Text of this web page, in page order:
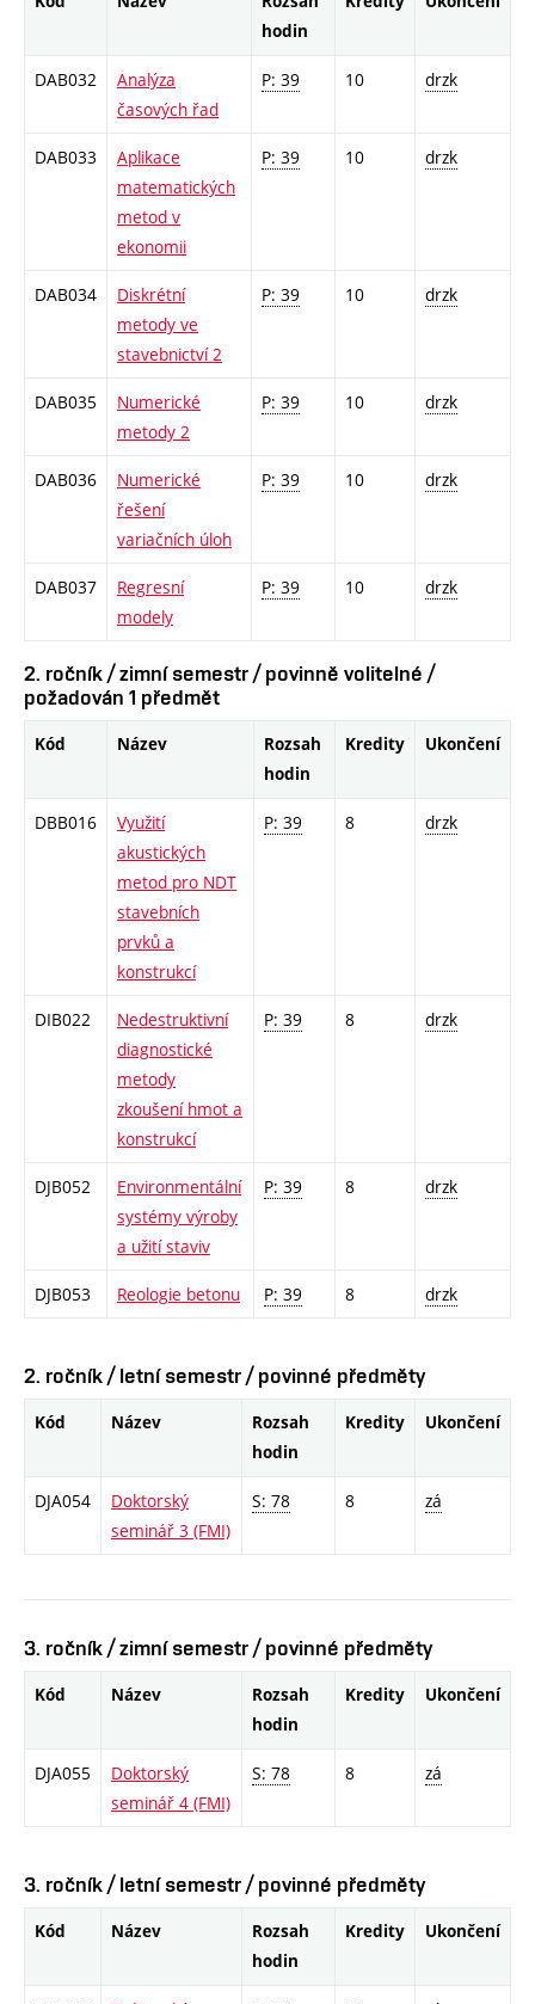
hodin
DAB032
Analýza
časových řad
P: 39 10 drzk
DAB033
Aplikace
matematických
metod v
ekonomii
P: 39 10 drzk
DAB034
Diskrétní
metody ve
stavebnictví 2
P: 39 10 drzk
DAB035
Numerické
metody 2
P: 39 10 drzk
DAB036
Numerické
řešení
variačních úloh
P: 39 10 drzk
DAB037
Regresní
modely
P: 39 10 drzk
2. ročník / zimní semestr / povinně volitelné /
požadován 1 předmět
Kód Název
Rozsah
hodin
Kredity Ukončení
DBB016
Využití
akustických
metod pro NDT
stavebních
prvků a
konstrukcí
P: 39 8 drzk
DIB022
Nedestruktivní
diagnostické
metody
zkoušení hmot a
konstrukcí
P: 39 8 drzk
DJB052
Environmentální
systémy výroby
a užití staviv
P: 39 8 drzk
DJB053 Reologie betonu P: 39 8 drzk
2. ročník / letní semestr / povinné předměty
Kód Název
Rozsah
hodin
Kredity Ukončení
DJA054
Doktorský
seminář 3 (FMI)
S: 78 8 zá
3. ročník / zimní semestr / povinné předměty
Kód Název
Rozsah
hodin
Kredity Ukončení
DJA055
Doktorský
seminář 4 (FMI)
S: 78 8 zá
3. ročník / letní semestr / povinné předměty
Kód Název
Rozsah
hodin
Kredity Ukončení